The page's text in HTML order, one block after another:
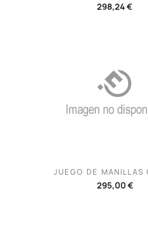
298,24 €
JUEGO DE MANILLAS
295,00 €